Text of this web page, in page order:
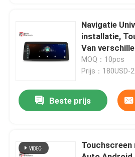
nieuws
Alle Gevallen
Android Autoradio Stereo
Navigatie
installatie,
Van
720 IPS
MOQ：10pcs
Prijs：180USD-
Beste prijs
Touchscreen